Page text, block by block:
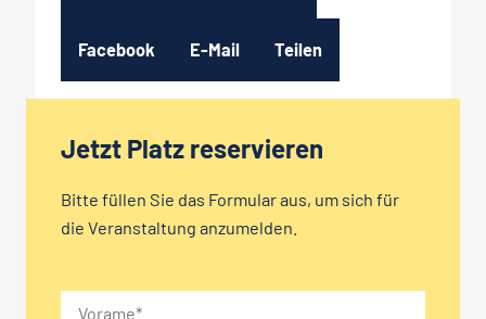
Facebook E-Mail Teilen
Jetzt Platz reservieren
Bitte füllen Sie das Formular aus, um sich für
die Veranstaltung anzumelden.